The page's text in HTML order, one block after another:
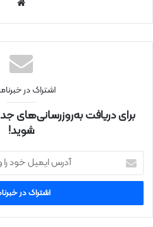
نتی
اشتراک در
برای دریافت به‌روزرسانی‌های
شوید!
ر
ا
ی